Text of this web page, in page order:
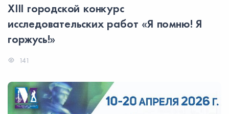
XIII городской конкурс
исследовательских работ «Я помню! Я
горжусь!»
141